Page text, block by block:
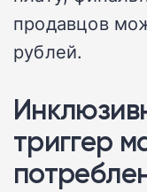
продавцов
рублей.
триггер